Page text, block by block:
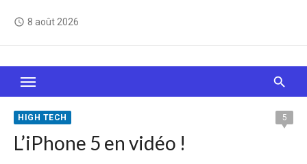
access_time 8 août 2026
Le Web, c'est comme une boîte de chocolats… On
sait jamais sur quoi on va tomber !
HIGH TECH 5
L’iPhone 5 en vidéo !